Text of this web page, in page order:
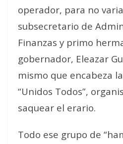
operador, para no
subsecretario de
Finanzas y primo
gobernador, Eleazar
mismo que encabeza
“Unidos Todos”,
saquear el erario.
Todo ese grupo de